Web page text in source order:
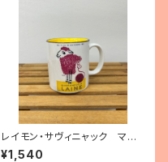
レイモン・サヴィニャック マグ
カップ「毛糸の15日間」
¥1,540